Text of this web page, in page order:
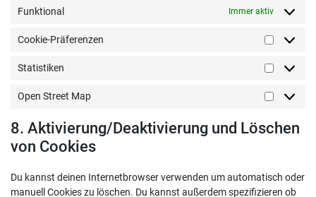
Funktional Immer aktiv
Cookie-Präferenzen
Cookie-
Statistiken
Open Street Map
Open
Map
8. Aktivierung/Deaktivierung und Löschen
von Cookies
Du kannst deinen Internetbrowser verwenden um automatisch oder
manuell Cookies zu löschen. Du kannst außerdem spezifizieren ob